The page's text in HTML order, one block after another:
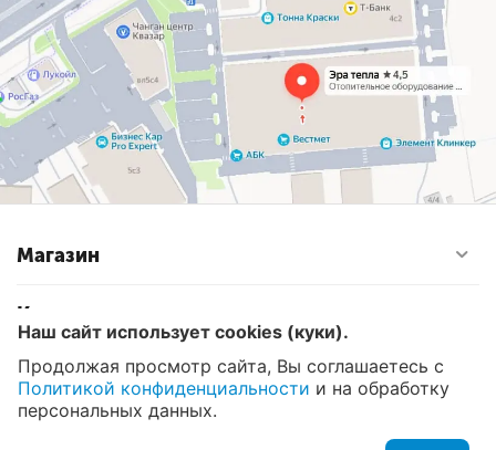
Магазин
Контакты
© 2008 - 2026 Эра Тепла. Интернет магазин отопительных
систем и водоснабжения в Москве
Наш сайт использует cookies (куки).
Продолжая просмотр сайта, Вы соглашаетесь с
Политикой конфиденциальности и на обработку
персональных данных.